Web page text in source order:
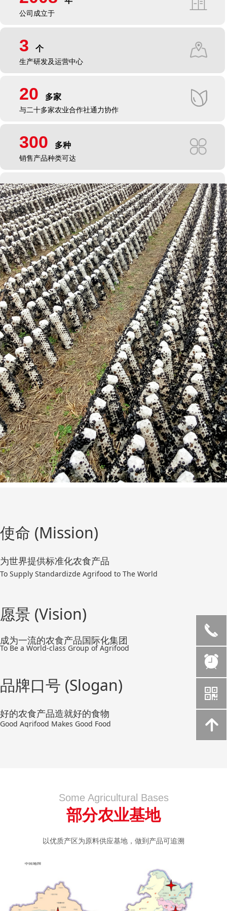
公司成立于
3 个
生产研发及运营中心
20 多家
与二十多家农业合作社通力协作
300 多种
销售产品种类可达
17 年
实现完整产业链
使命 (Mission)
为世界提供标准化农食产品
To Supply Standardizde Agrifood to The World
愿景 (Vision)
成为一流的农食产品国际化集团
To Be a World-class Group of Agrifood
品牌口号 (Slogan)
好的农食产品造就好的食物
Good Agrifood Makes Good Food
Some Agricultural Bases
部分农业基地
以优质产区为原料供应基地，做到产品可追溯
끅
뀥
낃
녕